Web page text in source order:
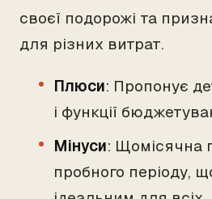
своєї подорожі та
для різних витрат.
Плюси: Пропонує
і функції
Мінуси: Щомісячна
пробного періоду,